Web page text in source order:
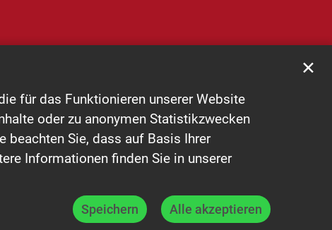
für das Funktionieren unserer Website
oder zu anonymen Statistikzwecken
beachten Sie, dass auf Basis Ihrer
Informationen finden Sie in unserer
Speichern Alle akzeptieren
✕